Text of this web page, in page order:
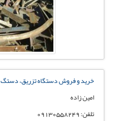
خرید و فروش دستگاه تزریق، دستگ
امین زاده
تلفن: 09130558249